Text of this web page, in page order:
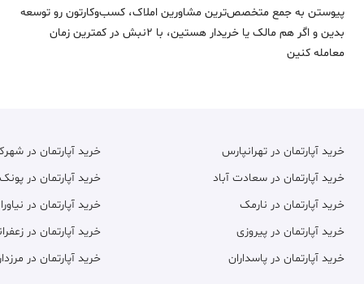
پیوستن به جمع متخصص‌ترین مشاورین املاک، کسب‌وکارتون رو توسعه
بدین و اگر هم مالک یا خریدار هستین، با 2نبش در کمترین زمان
معامله‌ کنین
خرید آپارتمان در تهرانپارس
خرید آپارتمان در سعادت آباد
خرید آپارتمان در نارمک
خرید آپارتمان در پیروزی
خرید آپارتمان در پاسداران
خرید آپارتمان در
خرید آپارتمان در
خرید آپارتمان در
خرید آپارتمان در
خرید آپارتمان در